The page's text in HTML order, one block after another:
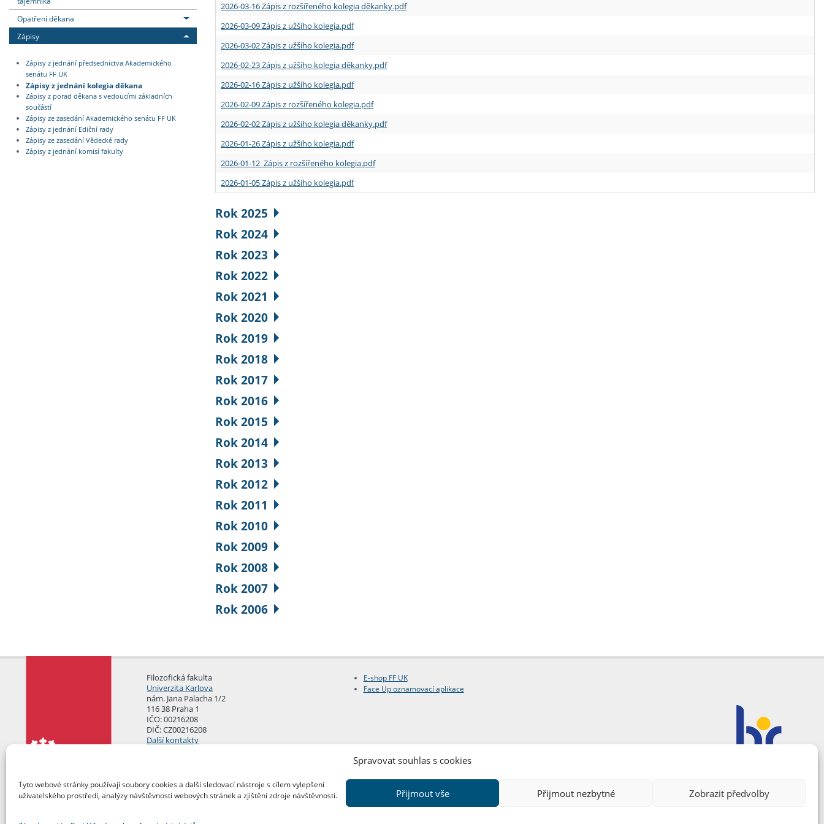
Spravovat souhlas s cookies
Tyto webové stránky používají soubory cookies a další sledovací nástroje s cílem vylepšení
uživatelského prostředí, analýzy návštěvnosti webových stránek a zjištění zdroje návštěvnosti.
Přijmout vše Přijmout nezbytné Zobrazit předvolby
Opatření děkana
Zápisy
Zápisy z jednání předsednictva Akademického
senátu FF UK
Zápisy z jednání kolegia děkana
Zápisy z porad děkana s vedoucími základních
součástí
Zápisy ze zasedání Akademického senátu FF UK
Zápisy z jednání Ediční rady
Zápisy ze zasedání Vědecké rady
Zápisy z jednání komisí fakulty
2026-03-16 Zápis z rozšířeného kolegia děkanky.pdf
2026-03-09 Zápis z užšího kolegia.pdf
2026-03-02 Zápis z užšího kolegia.pdf
2026-02-23 Zápis z užšího kolegia děkanky.pdf
2026-02-16 Zápis z užšího kolegia.pdf
2026-02-09 Zápis z rozšířeného kolegia.pdf
2026-02-02 Zápis z užšího kolegia děkanky.pdf
2026-01-26 Zápis z užšího kolegia.pdf
2026-01-12 Zápis z rozšířeného kolegia.pdf
2026-01-05 Zápis z užšího kolegia.pdf
Rok 2025
Rok 2024
Rok 2023
Rok 2022
Rok 2021
Rok 2020
Rok 2019
Rok 2018
Rok 2017
Rok 2016
Rok 2015
Rok 2014
Rok 2013
Rok 2012
Rok 2011
Rok 2010
Rok 2009
Rok 2008
Rok 2007
Rok 2006
Filozofická fakulta
Univerzita Karlova
nám. Jana Palacha 1/2
116 38 Praha 1
IČO: 00216208
DIČ: CZ00216208
Další kontakty
E-shop FF UK
Face Up oznamovací aplikace